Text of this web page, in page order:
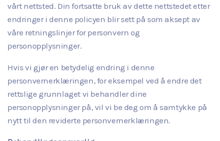
vårt nettsted. Din fortsatte bruk av dette nettstedet etter
endringer i denne policyen blir sett på som aksept av
våre retningslinjer for personvern og
personopplysninger.
Hvis vi gjør en betydelig endring i denne
personvernerklæringen, for eksempel ved å endre det
rettslige grunnlaget vi behandler dine
personopplysninger på, vil vi be deg om å samtykke på
nytt til den reviderte personvernerklæringen.